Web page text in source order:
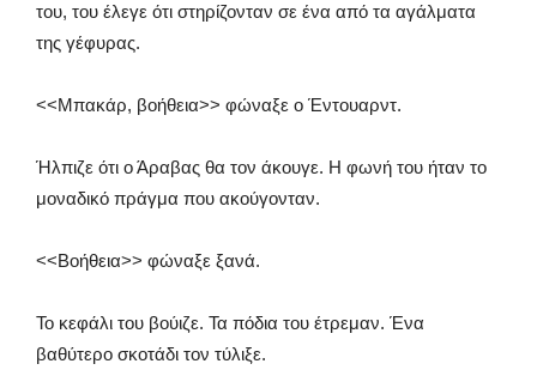
του, του έλεγε ότι στηρίζονταν σε ένα από τα αγάλματα
της γέφυρας.
<<Μπακάρ, βοήθεια>> φώναξε ο Έντουαρντ.
Ήλπιζε ότι ο Άραβας θα τον άκουγε. Η φωνή του ήταν το
μοναδικό πράγμα που ακούγονταν.
<<Βοήθεια>> φώναξε ξανά.
Το κεφάλι του βούιζε. Τα πόδια του έτρεμαν. Ένα
βαθύτερο σκοτάδι τον τύλιξε.